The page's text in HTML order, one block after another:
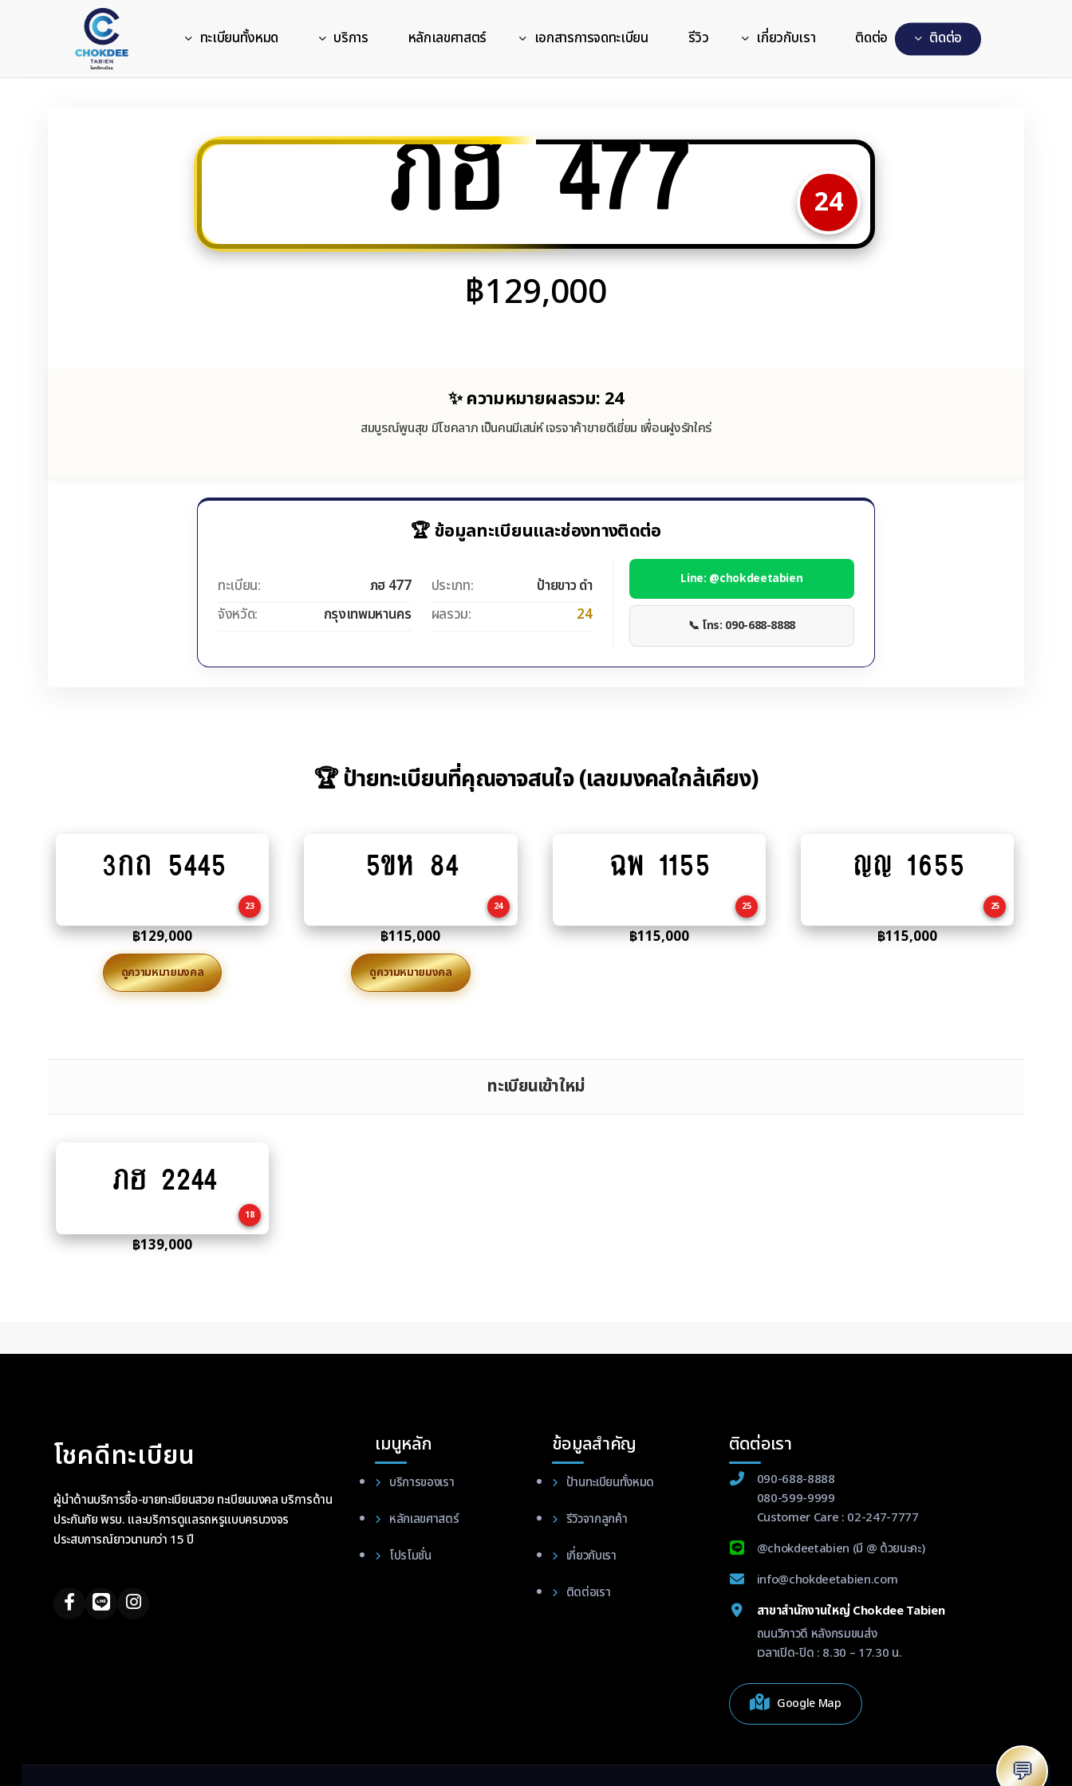
content
ทะเบียนทั้งหมด บริการ หลักเลขศาสตร์ เอกสารการจดทะเบียน รีวิว เกี่ยวกับเรา ติดต่อ ตดตอ
ภฮ 477 24
฿129,000
✨ ความหมายผลรวม: 24
สมบูรณ์พูนสุข มีโชคลาภ เป็นคนมีเสน่ห์ เจรจาค้าขายดีเยี่ยม เพื่อนฝูงรักใคร่
🏆 ข้อมูลทะเบียนและช่องทางติดต่อ
ทะเบียน:
ภฮ 477
จังหวัด:
กรุงเทพมหานคร
ประเภท:
ป้ายขาว ดำ
ผลรวม:
24
Line: @chokdeetabien
📞 โทร: 090-688-8888
🏆 ป้ายทะเบียนที่คุณอาจสนใจ (เลขมงคลใกล้เคียง)
Add
to
3กถ 5445
23
฿129,000
ดูความหมายมงคล
Add
to
5ขห 84
24
฿115,000
ดูความหมายมงคล
Add
to
ฉพ 1155
25
฿115,000
Add
to
ญญ 1655
25
฿115,000
ทะเบียนเข้าใหม่
to
ภฮ 2244
18
฿139,000
โชคดีทะเบียน
ผู้นำด้านบริการซื้อ-ขายทะเบียนสวย ทะเบียนมงคล บริการด้าน
ประกันภัย พรบ. และบริการดูแลรถหรูแบบครบวงจร
ประสบการณ์ยาวนานกว่า 15 ปี
เมนูหลัก
บริการของเรา
หลักเลขศาสตร์
โปรโมชั่น
ข้อมูลสำคัญ
ป้านทะเบียนทั้งหมด
รีวิวจากลูกค้า
เกี่ยวกับเรา
ติดต่อเรา
ติดต่อเรา
090-688-8888
080-599-9999
Customer Care : 02-247-7777
@chokdeetabien (มี @ ด้วยนะคะ)
info@chokdeetabien.com
สาขาสำนักงานใหญ่ Chokdee Tabien
ถนนวิภาวดี หลังกรมขนส่ง
เวลาเปิด-ปิด : 8.30 – 17.30 น.
Google Map
💬